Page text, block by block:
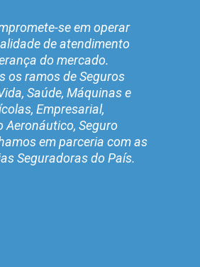
se em operar
de atendimento
do mercado.
os ramos de Seguros
Saúde, Máquinas e
Empresarial,
Aeronáutico, Seguro
em parceria com as
Seguradoras do País.